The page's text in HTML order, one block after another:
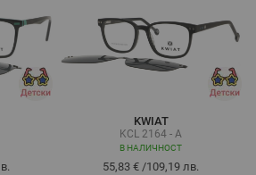
KWIAT
KCL 2164 - A
В НАЛИЧНОСТ
55,83 € /109,19 лв.